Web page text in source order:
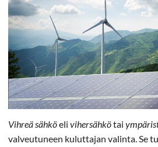
Vihreä sähköeli vihersähkötai
valveutuneen kuluttajan valinta. Se